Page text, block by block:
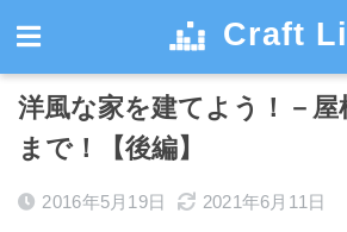
Craft
洋風な家を建てよう！－屋
まで！【後編】
2016年5月19日 2021年6月11日